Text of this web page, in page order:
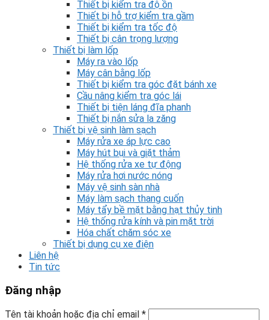
Thiết bị kiểm tra độ ồn
Thiết bị hỗ trợ kiểm tra gầm
Thiết bị kiểm tra tốc độ
Thiết bị cân trọng lượng
Thiết bị làm lốp
Máy ra vào lốp
Máy cân bằng lốp
Thiết bị kiểm tra góc đặt bánh xe
Cầu nâng kiểm tra góc lái
Thiết bị tiện láng đĩa phanh
Thiết bị nắn sửa la zăng
Thiết bị vệ sinh làm sạch
Máy rửa xe áp lực cao
Máy hút bụi và giặt thảm
Hệ thống rửa xe tự động
Máy rửa hơi nước nóng
Máy vệ sinh sàn nhà
Máy làm sạch thang cuốn
Máy tẩy bề mặt bằng hạt thủy tinh
Hệ thống rửa kính và pin mặt trời
Hóa chất chăm sóc xe
Thiết bị dụng cụ xe điện
Liên hệ
Tin tức
Đăng nhập
Tên tài khoản hoặc địa chỉ email *